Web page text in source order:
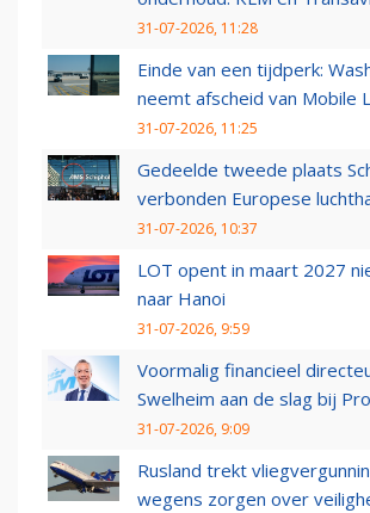
31-07-2026, 11:28
Einde van een tijdperk:
neemt afscheid van Mobile
31-07-2026, 11:25
Gedeelde tweede plaats
verbonden Europese
31-07-2026, 10:37
LOT opent in maart 2027
naar Hanoi
31-07-2026, 9:59
Voormalig financieel
Swelheim aan de slag bij
31-07-2026, 9:09
Rusland trekt
wegens zorgen over